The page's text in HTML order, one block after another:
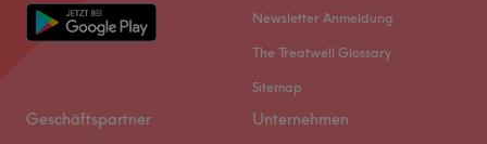
Newsletter Anmeldung
The Treatwell Glossary
Sitemap
Geschäftspartner Unternehmen